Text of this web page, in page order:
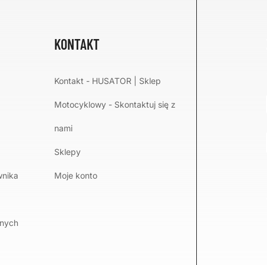
KONTAKT
Kontakt - HUSATOR | Sklep
Motocyklowy - Skontaktuj się z
nami
Sklepy
Moje konto